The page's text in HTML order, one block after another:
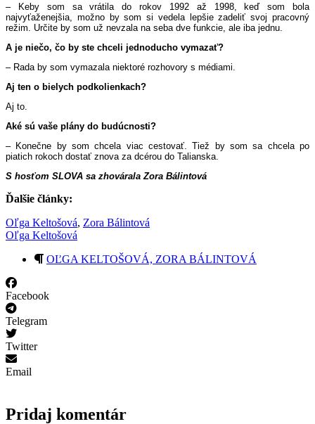
– Keby som sa vrátila do rokov 1992 až 1998, keď som bola
najvyťaženejšia, možno by som si vedela lepšie zadeliť svoj pracovný
režim. Určite by som už nevzala na seba dve funkcie, ale iba jednu.
A je niečo, čo by ste chceli jednoducho vymazať?
– Rada by som vymazala niektoré rozhovory s médiami.
Aj ten o bielych podkolienkach?
Aj to.
Aké sú vaše plány do budúcnosti?
– Konečne by som chcela viac cestovať. Tiež by som sa chcela po
piatich rokoch dostať znova za dcérou do Talianska.
S hosťom SLOVA sa zhovárala Zora Bálintová
Ďalšie články:
Oľga Keltošová, Zora Bálintová
Oľga Keltošová
OĽGA KELTOŠOVÁ, ZORA BÁLINTOVÁ
Facebook
Telegram
Twitter
Email
Pridaj komentár